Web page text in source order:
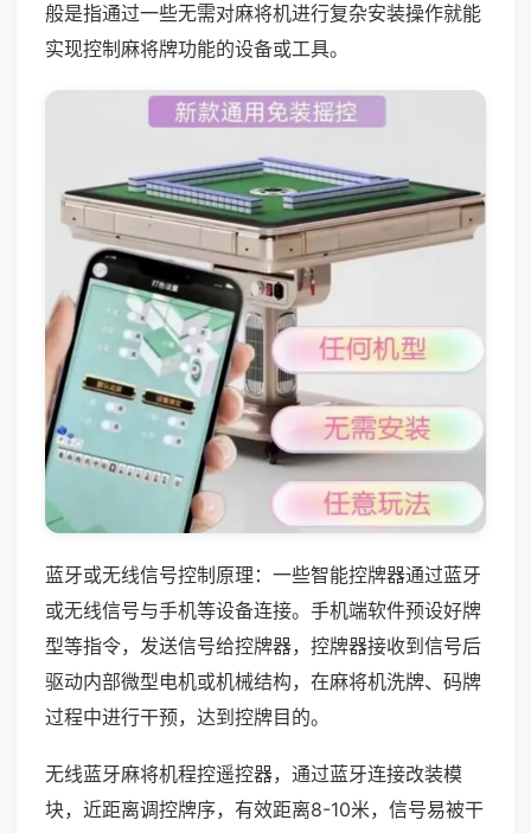
般是指通过一些无需对麻将机进行复杂安装操作就能
实现控制麻将牌功能的设备或工具。
蓝牙或无线信号控制原理：一些智能控牌器通过蓝牙
或无线信号与手机等设备连接。手机端软件预设好牌
型等指令，发送信号给控牌器，控牌器接收到信号后
驱动内部微型电机或机械结构，在麻将机洗牌、码牌
过程中进行干预，达到控牌目的。
无线蓝牙麻将机程控遥控器，通过蓝牙连接改装模
块，近距离调控牌序，有效距离8-10米，信号易被干